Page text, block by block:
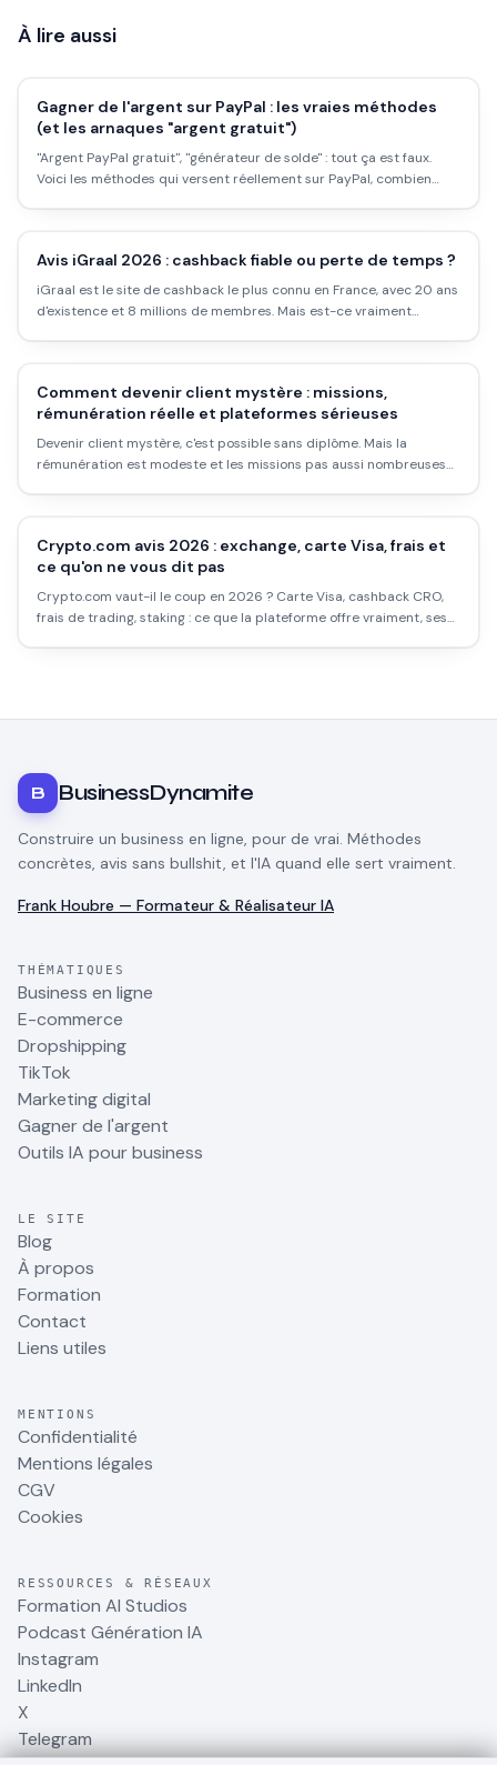
À lire aussi
Gagner de l'argent sur PayPal : les vraies méthodes
(et les arnaques "argent gratuit")
"Argent PayPal gratuit", "générateur de solde" : tout ça est faux.
Voici les méthodes qui versent réellement sur PayPal, combien
Avis iGraal 2026 : cashback fiable ou perte de temps ?
iGraal est le site de cashback le plus connu en France, avec 20 ans
d'existence et 8 millions de membres. Mais est-ce vraiment
Comment devenir client mystère : missions,
rémunération réelle et plateformes sérieuses
Devenir client mystère, c'est possible sans diplôme. Mais la
rémunération est modeste et les missions pas aussi nombreuses
Crypto.com avis 2026 : exchange, carte Visa, frais et
ce qu'on ne vous dit pas
Crypto.com vaut-il le coup en 2026 ? Carte Visa, cashback CRO,
frais de trading, staking : ce que la plateforme offre vraiment, ses
B BusinessDynamite
Construire un business en ligne, pour de vrai. Méthodes
concrètes, avis sans bullshit, et l'IA quand elle sert vraiment.
Frank Houbre — Formateur & Réalisateur IA
THÉMATIQUES
Business en ligne
E-commerce
Dropshipping
TikTok
Marketing digital
Gagner de l'argent
Outils IA pour business
LE SITE
Blog
À propos
Formation
Contact
Liens utiles
MENTIONS
Confidentialité
Mentions légales
CGV
Cookies
RESSOURCES & RÉSEAUX
Formation AI Studios
Podcast Génération IA
Instagram
LinkedIn
X
Telegram